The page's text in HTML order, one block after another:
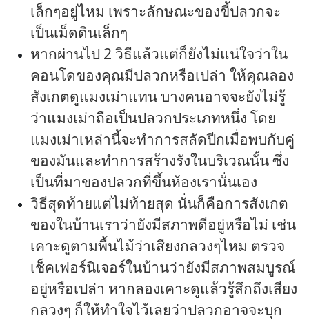
เล็กๆอยู่ไหม เพราะลักษณะของขี้ปลวกจะ
เป็นเม็ดดินเล็กๆ
หากผ่านไป 2 วิธีแล้วแต่ก็ยังไม่แน่ใจว่าใน
คอนโดของคุณมีปลวกหรือเปล่า ให้คุณลอง
สังเกตดูแมงเม่าแทน บางคนอาจจะยังไม่รู้
ว่าแมงเม่าถือเป็นปลวกประเภทหนึ่ง โดย
แมงเม่าเหล่านี้จะทำการสลัดปีกเมื่อพบกับคู่
ของมันและทำการสร้างรังในบริเวณนั้น ซึ่ง
เป็นที่มาของปลวกที่ขึ้นห้องเรานั่นเอง
วิธีสุดท้ายแต่ไม่ท้ายสุด นั่นก็คือการสังเกต
ของในบ้านเราว่ายังมีสภาพดีอยู่หรือไม่ เช่น
เคาะดูตามพื้นไม้ว่าเสียงกลวงๆไหม ตรวจ
เช็คเฟอร์นิเจอร์ในบ้านว่ายังมีสภาพสมบูรณ์
อยู่หรือเปล่า หากลองเคาะดูแล้วรู้สึกถึงเสียง
กลวงๆ ก็ให้ทำใจไว้เลยว่าปลวกอาจจะบุก